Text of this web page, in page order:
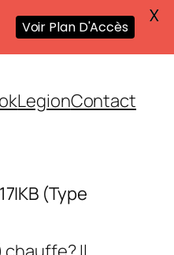
LegionContact
(Type
Voir Plan D'Accès X